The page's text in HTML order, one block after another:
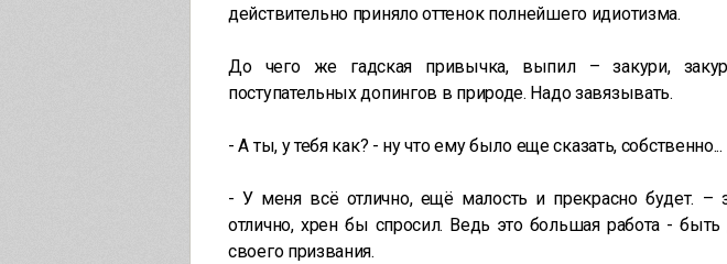
действительно приняло оттенок полнейшего идиотизма.
До чего же гадская привычка, выпил – закури,
поступательных допингов в природе. Надо завязывать.
- А ты, у тебя как? - ну что ему было еще сказать, собственно...
- У меня всё отлично, ещё малость и прекрасно будет. –
отлично, хрен бы спросил. Ведь это большая работа -
своего призвания.